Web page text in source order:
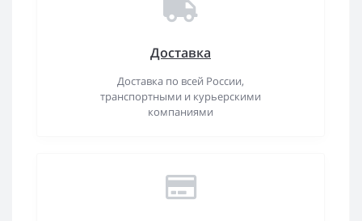
Доставка
Доставка по всей России,
транспортными и курьерскими
компаниями